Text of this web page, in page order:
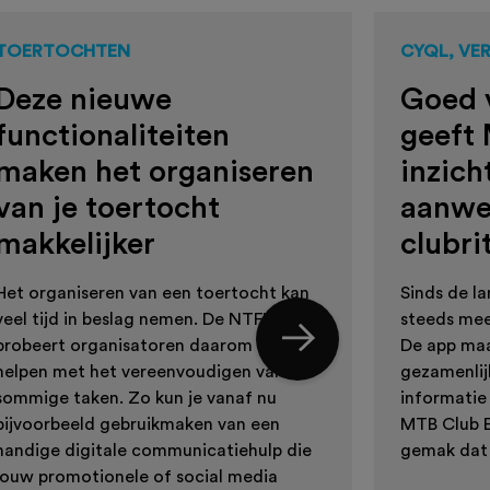
Deze nieuwe
het organiseren
je toertocht
organiseren van een toertocht kan
tijd in beslag nemen. De NTFU
organisatoren daarom te
met het vereenvoudigen van
taken. Zo kun je vanaf nu
gebruikmaken van een
digitale communicatiehulp die
promotionele of social media
CYQL,
Goed
geeft
Sinds de
steeds
De app
informatie
MTB Club
gemak